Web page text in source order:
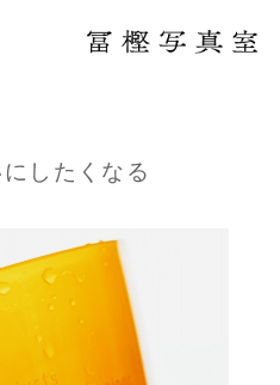
したくなる